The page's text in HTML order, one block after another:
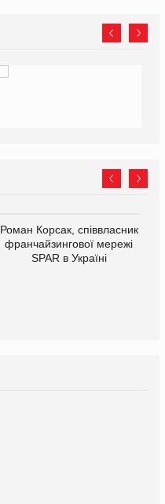
Роман Корсак, співвласник
франчайзингової мережі
SPAR в Україні